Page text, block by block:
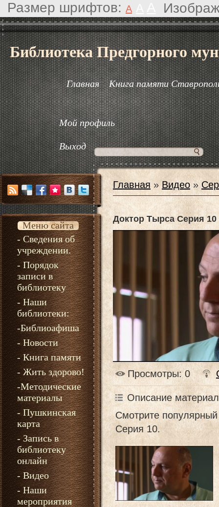
Размер шрифтов: A
Библиотека Предгорного
Главная Книга памяти
Мой профиль
Выход
Меню сайта
- Сведения об
учреждении.
- Порядок
записи в
библиотеку
- Наши
библиотеки:
-Библиоафиша
- Новости
- Книга памяти
- Жить здорово!
-Методические
материалы
- Пушкинская
карта
- Запись в
библиотеку
онлайн
- Видео
- Наши
мероприятия
Главная »Видео »
Доктор Тырса Серия 10
Просмотры: 0
Описание
Смотрите
Серия 10.